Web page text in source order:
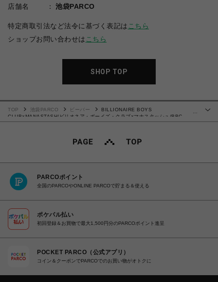
店舗名
池袋PARCO
特定商取引法など法令に基づく表記は こちら
ショップお問い合わせは こちら
SHOP TOP
TOP 池袋PARCO ビーバー
BILLIONAIRE BOYS
CLUB×MANASTASH/ビリオネア・ボーイズ・クラブ×マナスタッシュ/BBC
MOUNTAIN LOGO HOODIE/マウンテンロゴフーディ
PARCOポイント
全国のPARCOやONLINE PARCOで貯まる＆使える
ポケパル払い
初回登録＆お買物で最大1,500円分のPARCOポイント進呈
POCKET PARCO（公式アプリ）
コイン＆クーポンでPARCOでのお買い物がオトクに